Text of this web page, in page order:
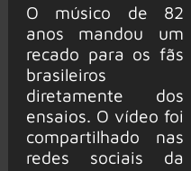
O músico de 82
anos mandou um
recado para os fãs
brasileiros
diretamente dos
ensaios. O vídeo foi
compartilhado nas
redes sociais da